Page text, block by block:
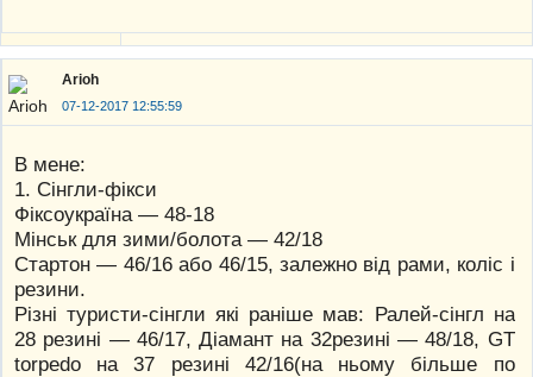
Arioh
07-12-2017 12:55:59
В мене:
1. Сінгли-фікси
Фіксоукраїна — 48-18
Мінськ для зими/болота — 42/18
Стартон — 46/16 або 46/15, залежно від рами, коліс і
резини.
Різні туристи-сінгли які раніше мав: Ралей-сінгл на
28 резині — 46/17, Діамант на 32резині — 48/18, GT
torpedo на 37 резині 42/16(на ньому більше по